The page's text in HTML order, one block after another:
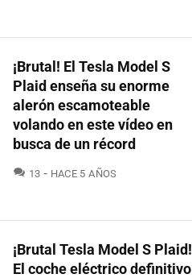
¡Brutal! El Tesla Model S
Plaid enseña su enorme
alerón escamoteable
volando en este vídeo en
busca de un récord
13 COMENTARIOS
HACE 5 AÑOS
¡Brutal Tesla Model S Plaid!
El coche eléctrico definitivo